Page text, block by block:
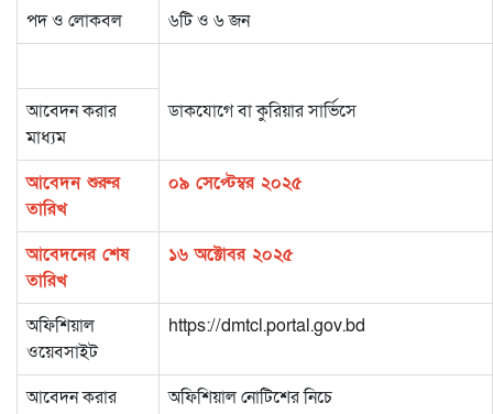
পদ ও লোকবল
৬টি ও ৬ জন
আবেদন করার
মাধ্যম
ডাকযোগে বা কুরিয়ার সার্ভিসে
আবেদন শুরুর
তারিখ
০৯ সেপ্টেম্বর ২০২৫
আবেদনের শেষ
তারিখ
১৬ অক্টোবর ২০২৫
অফিশিয়াল
ওয়েবসাইট
https://dmtcl.portal.gov.bd
আবেদন করার
অফিশিয়াল নোটিশের নিচে